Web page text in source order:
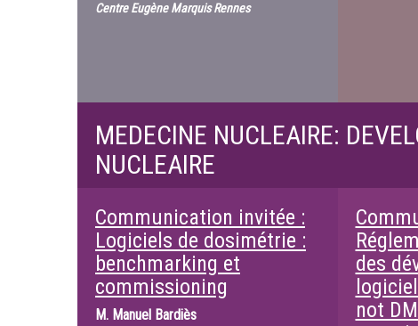
Centre Eugène Marquis Rennes
MEDECINE NUCLEAIRE:
NUCLEAIRE
Communication invitée :
Logiciels de dosimétrie :
benchmarking et
commissioning
M. Manuel Bardiès
des
not